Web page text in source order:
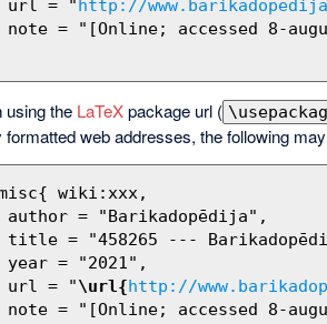
   url = "
http://
using the LaTeXpackage url (
formatted web addresses, the following
   url = "
\url{http://